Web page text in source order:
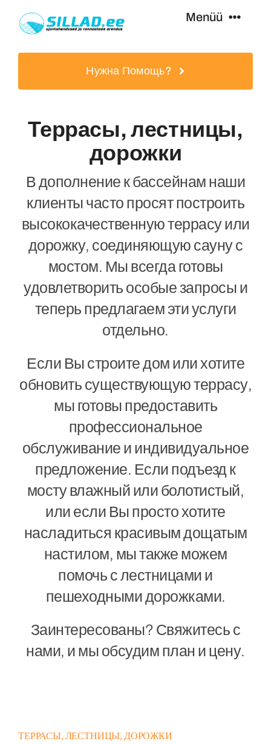
Menüü
Плавательные Мостики
Yслуги
Специальные Предложения
Извлечено Из
Свяжитесь С
Нужна Помощь?
Террасы, лестницы,
дорожки
В дополнение к бассейнам наши
клиенты часто просят построить
высококачественную террасу или
дорожку, соединяющую сауну с
мостом. Мы всегда готовы
удовлетворить особые запросы и
теперь предлагаем эти услуги
отдельно.
Если Вы строите дом или хотите
обновить существующую террасу,
мы готовы предоставить
профессиональное
обслуживание и индивидуальное
предложение. Если подъезд к
мосту влажный или болотистый,
или если Вы просто хотите
насладиться красивым дощатым
настилом, мы также можем
помочь с лестницами и
пешеходными дорожками.
Заинтересованы? Свяжитесь с
нами, и мы обсудим план и цену.
ТЕРРАСЫ, ЛЕСТНИЦЫ, ДОРОЖКИ